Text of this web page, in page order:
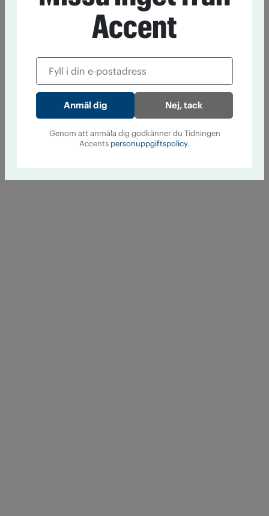
Accent
Nej, tack
Genom att anmäla dig godkänner du Tidningen
Accents personuppgiftspolicy.